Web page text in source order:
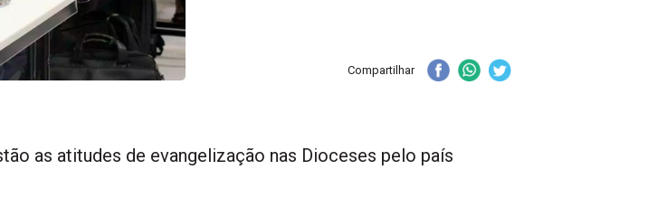
Compartilhar
as atitudes de evangelização nas Dioceses pelo país